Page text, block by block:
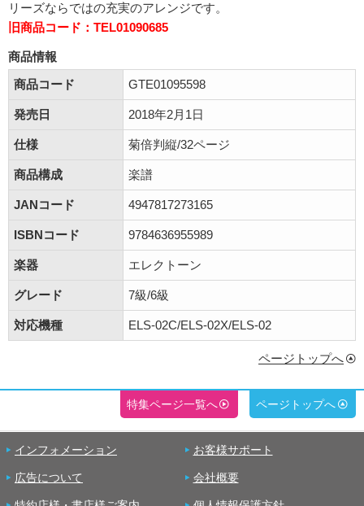
リーズならではの充実のアレンジです。
旧商品コード：TEL01090685
商品情報
商品コード
GTE01095598
発売日 2018年2月1日
仕様 菊倍判縦/32ページ
商品構成 楽譜
JANコード 4947817273165
ISBNコード 9784636955989
楽器 エレクトーン
グレード 7級/6級
対応機種 ELS-02C/ELS-02X/ELS-02
ページトップへ
特集ページ一覧へ ページトップへ
インフォメーション お客様サポート
広告について 会社概要